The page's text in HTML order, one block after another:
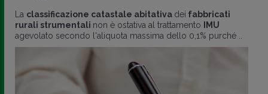
La classificazione catastale abitativa dei fabbricati
rurali strumentali non è ostativa al trattamento
IMU
agevolato secondo l'aliquota massima dello 0,1% purché ..